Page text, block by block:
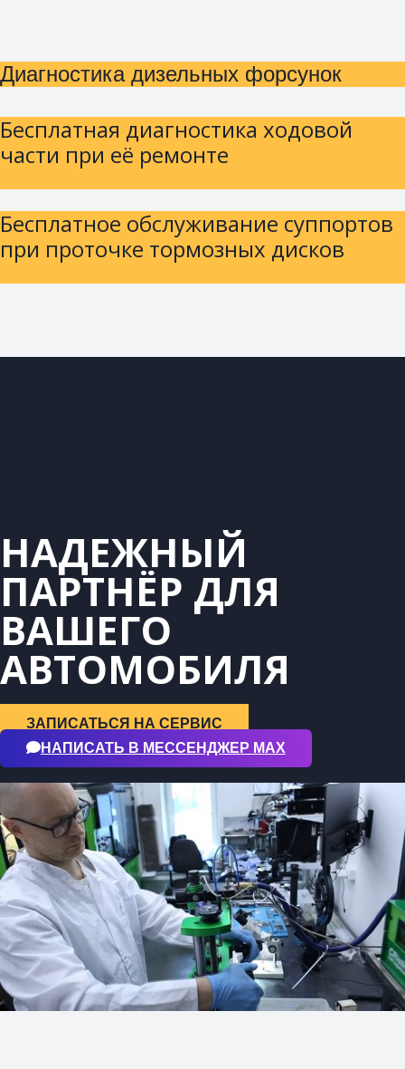
Диагностика дизельных форсунок
Бесплатная диагностика ходовой
части при её ремонте
Бесплатное обслуживание суппортов
при проточке тормозных дисков
НАДЕЖНЫЙ
ПАРТНЁР ДЛЯ
ВАШЕГО
АВТОМОБИЛЯ
ЗАПИСАТЬСЯ НА СЕРВИС
НАПИСАТЬ В МЕССЕНДЖЕР МАХ